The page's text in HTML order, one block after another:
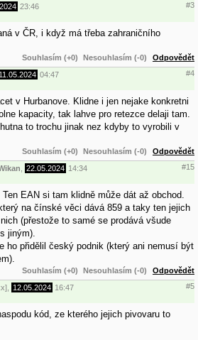
23:46 #3
v ČR, i když má třeba zahraničního
Souhlasím (+0) Nesouhlasím (-0) Odpovědět
11.05.2024 04:47 #4
v Hurbanove. Klidne i jen nejake konkretni
kapacity, tak lahve pro retezce delaji tam.
to trochu jinak nez kdyby to vyrobili v
Souhlasím (+0) Nesouhlasím (-0) Odpovědět
22.05.2024 14:34 #15
EAN si tam klidně může dát až obchod.
na čínské věci dává 859 a taky ten jejich
(přestože to samé se prodává všude
jiným).
ho přidělil český podnik (který ani nemusí být
Souhlasím (+0) Nesouhlasím (-0) Odpovědět
12.05.2024 16:47 #5
kód, ze kterého jejich pivovaru to